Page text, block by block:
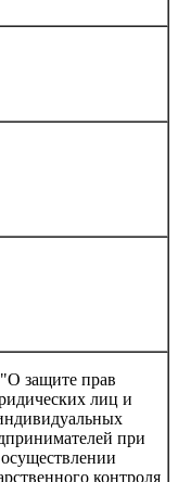
"О защите прав
лиц и
при
осуществлении
контроля